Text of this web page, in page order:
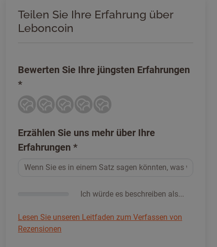
Teilen Sie Ihre Erfahrung über
Leboncoin
Bewerten Sie Ihre jüngsten Erfahrungen
*
Erzählen Sie uns mehr über Ihre
Erfahrungen *
Ich würde es beschreiben als...
Lesen Sie unseren Leitfaden zum Verfassen von
Rezensionen